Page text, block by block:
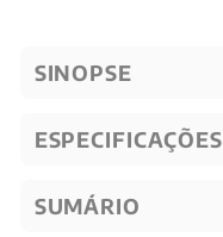
SINOPSE
ESPECIFICAÇÕES
SUMÁRIO